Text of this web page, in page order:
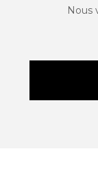
Nous